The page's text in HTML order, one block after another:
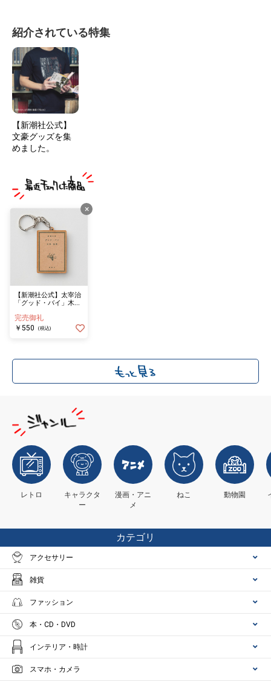
紹介されている特集
【新潮社公式】
文豪グッズを集
めました。
×
【新潮社公式】太宰治
「グッド・バイ」木製
完売御礼
￥550
(税込)
レトロ
キャラクタ
ー
漫画・アニ
メ
ねこ 動物園
カテゴリ
アクセサリー
雑貨
ファッション
本・CD・DVD
インテリア・時計
スマホ・カメラ